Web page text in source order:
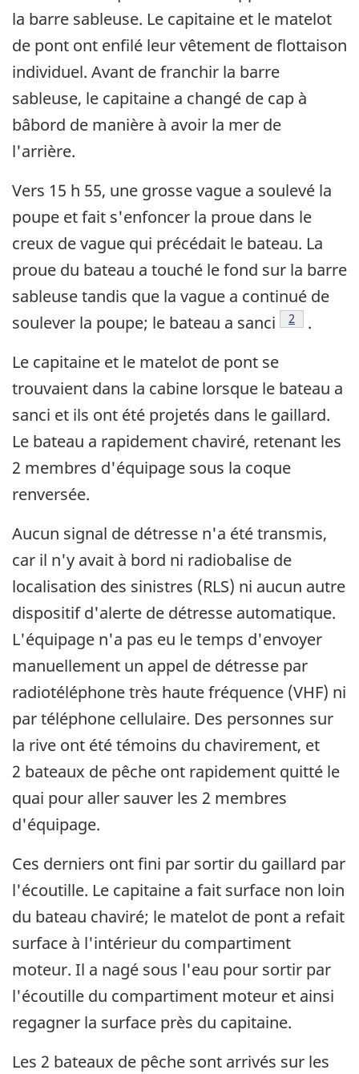
la barre sableuse. Le capitaine et le matelot
de pont ont enfilé leur vêtement de flottaison
individuel. Avant de franchir la barre
sableuse, le capitaine a changé de cap à
bâbord de manière à avoir la mer de
l'arrière.
Vers 15 h 55, une grosse vague a soulevé la
poupe et fait s'enfoncer la proue dans le
creux de vague qui précédait le bateau. La
proue du bateau a touché le fond sur la barre
sableuse tandis que la vague a continué de
soulever la poupe; le bateau a sanci
Note de bas
2
.
Le capitaine et le matelot de pont se
trouvaient dans la cabine lorsque le bateau a
sanci et ils ont été projetés dans le gaillard.
Le bateau a rapidement chaviré, retenant les
2 membres d'équipage sous la coque
renversée.
Aucun signal de détresse n'a été transmis,
car il n'y avait à bord ni radiobalise de
localisation des sinistres (RLS) ni aucun autre
dispositif d'alerte de détresse automatique.
L'équipage n'a pas eu le temps d'envoyer
manuellement un appel de détresse par
radiotéléphone très haute fréquence (VHF) ni
par téléphone cellulaire. Des personnes sur
la rive ont été témoins du chavirement, et
2 bateaux de pêche ont rapidement quitté le
quai pour aller sauver les 2 membres
d'équipage.
Ces derniers ont fini par sortir du gaillard par
l'écoutille. Le capitaine a fait surface non loin
du bateau chaviré; le matelot de pont a refait
surface à l'intérieur du compartiment
moteur. Il a nagé sous l'eau pour sortir par
l'écoutille du compartiment moteur et ainsi
regagner la surface près du capitaine.
Les 2 bateaux de pêche sont arrivés sur les